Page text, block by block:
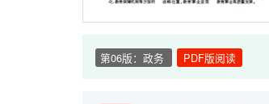
第06版：政务 PDF版阅读